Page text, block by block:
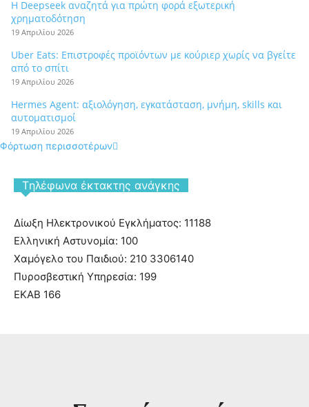
Η Deepseek αναζητά για πρώτη φορά εξωτερική
χρηματοδότηση
19 Απριλίου 2026
Uber Eats: Επιστροφές προϊόντων με κούριερ χωρίς να βγείτε
από το σπίτι
19 Απριλίου 2026
Hermes Agent: αξιολόγηση, εγκατάσταση, μνήμη, skills και
αυτοματισμοί
19 Απριλίου 2026
Φόρτωση περισσοτέρων
Tηλέφωνα έκτακτης ανάγκης
Δίωξη Ηλεκτρονικού Εγκλήματος: 11188
Ελληνική Αστυνομία: 100
Χαμόγελο του Παιδιού: 210 3306140
Πυροσβεστική Υπηρεσία: 199
ΕΚΑΒ 166